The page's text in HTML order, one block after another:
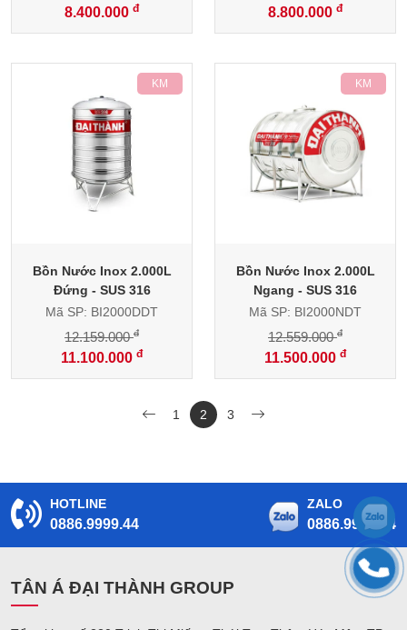
8.400.000 đ 8.800.000 đ
-9%
Bồn Nước Inox 2.000L
Đứng - SUS 316
Mã SP: BI2000DDT
11.100.000 đ
12.159.000đ
-8%
Bồn Nước Inox 2.000L
Ngang - SUS 316
Mã SP: BI2000NDT
11.500.000 đ
12.559.000đ
1 2 3
HOTLINE
0886.9999.44
ZALO
0886.9999.44
TÂN Á ĐẠI THÀNH GROUP